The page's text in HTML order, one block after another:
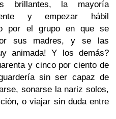
brillantes, la mayoría
y empezar hábil
por el grupo en que se
sus madres, y se las
animada! Y los demás?
y cinco por ciento de
sin ser capaz de
sonarse la nariz solos,
o viajar sin duda entre